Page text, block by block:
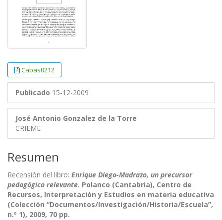
Cabas0212
Publicado 15-12-2009
José Antonio Gonzalez de la Torre
CRIEME
Resumen
Recensión del libro: Enrique Diego-Madrazo, un precursor
pedagógico relevante. Polanco (Cantabria), Centro de
Recursos, Interpretación y Estudios en materia educativa
(Colección “Documentos/Investigación/Historia/Escuela”,
n.º 1), 2009, 70 pp.